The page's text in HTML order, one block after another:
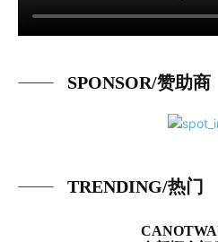
SPONSOR/赞助商
TRENDING/热门